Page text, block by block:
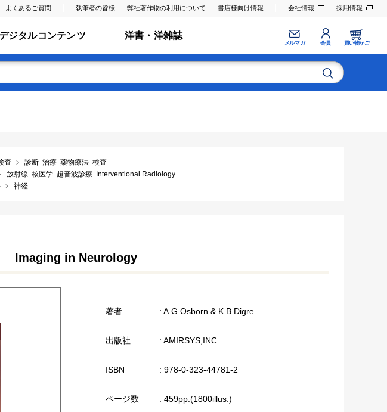
よくあるご質問 執筆者の皆様 弊社著作物の利用について 書店様向け情報 会社情報 採用情報
ジタルコンテンツ 洋書・洋雑誌
メルマガ 会員 買い物かご
査
診断･治療･薬物療法･検査
放射線･核医学･超音波診療･Interventional Radiology
神経
Imaging in Neurology
著者 : A.G.Osborn & K.B.Digre
出版社 : AMIRSYS,INC.
ISBN : 978-0-323-44781-2
ページ数 : 459pp.(1800illus.)